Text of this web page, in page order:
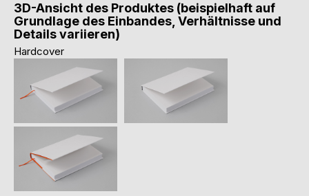
3D-Ansicht des Produktes (beispielhaft auf
Grundlage des Einbandes, Verhältnisse und
Details variieren)
Hardcover